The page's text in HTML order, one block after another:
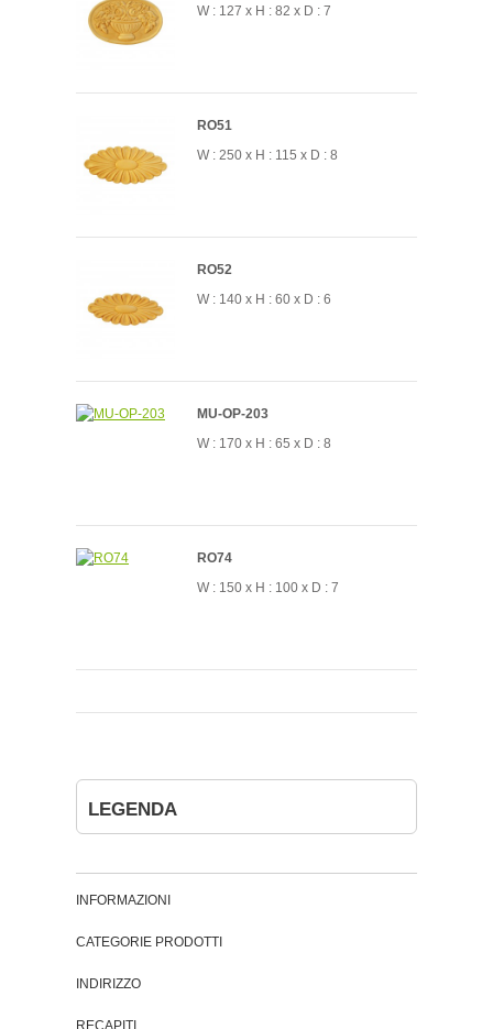
W : 127 x H : 82 x D : 7
RO51
W : 250 x H : 115 x D : 8
RO52
W : 140 x H : 60 x D : 6
MU-OP-203
W : 170 x H : 65 x D : 8
RO74
W : 150 x H : 100 x D : 7
LEGENDA
INFORMAZIONI
CATEGORIE PRODOTTI
INDIRIZZO
RECAPITI